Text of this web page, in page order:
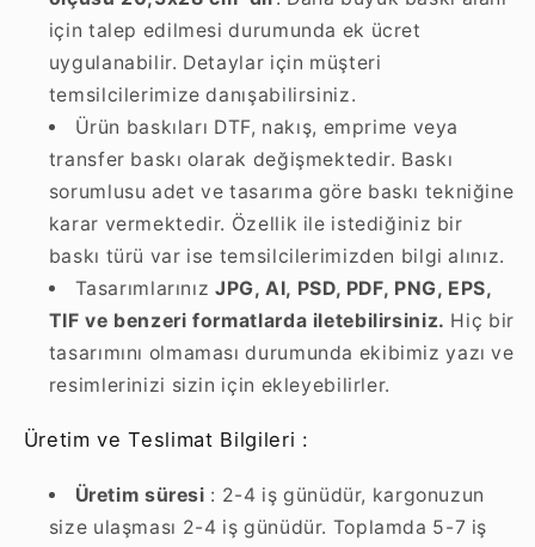
için talep edilmesi durumunda ek ücret
uygulanabilir. Detaylar için müşteri
temsilcilerimize danışabilirsiniz.
Ürün baskıları DTF, nakış, emprime veya
transfer baskı olarak değişmektedir. Baskı
sorumlusu adet ve tasarıma göre baskı tekniğine
karar vermektedir. Özellik ile istediğiniz bir
baskı türü var ise temsilcilerimizden bilgi alınız.
Tasarımlarınız JPG, AI, PSD, PDF, PNG, EPS,
TIF ve benzeri formatlarda iletebilirsiniz. Hiç bir
tasarımını olmaması durumunda ekibimiz yazı ve
resimlerinizi sizin için ekleyebilirler.
Üretim ve Teslimat Bilgileri :
Üretim süresi : 2-4 iş günüdür, kargonuzun
size ulaşması 2-4 iş günüdür. Toplamda 5-7 iş